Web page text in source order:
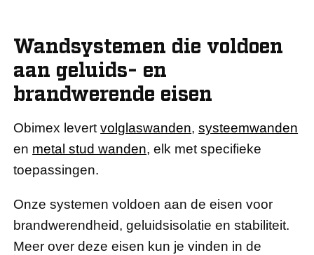
Wandsystemen die voldoen
aan geluids- en
brandwerende eisen
Obimex levertvolglaswanden,systeemwanden
en metal stud wanden, elk met specifieke
toepassingen.
Onze systemen voldoen aan de eisen voor
brandwerendheid, geluidsisolatie en stabiliteit.
Meer over deze eisen kun je vinden in de